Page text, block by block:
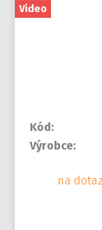
Video
Kód:
Výrobce:
na dotaz